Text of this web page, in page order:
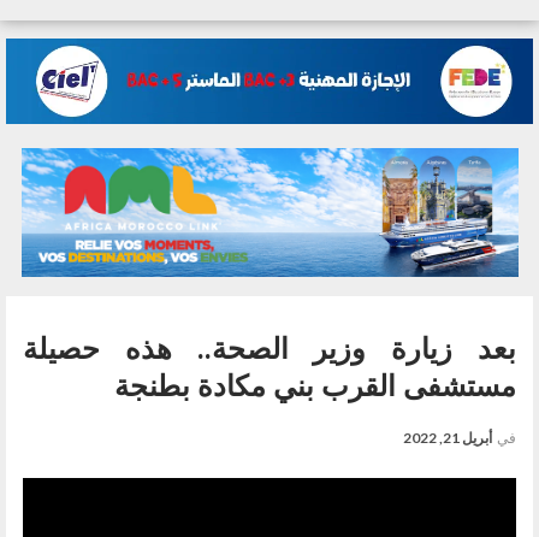
بعد زيارة وزير الصحة.. هذه حصيلة
مستشفى القرب بني مكادة بطنجة
في أبريل 21, 2022